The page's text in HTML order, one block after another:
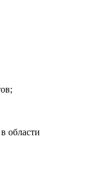
области